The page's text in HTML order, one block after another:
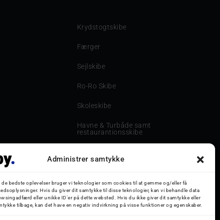
Administrer samtykke
de bedste oplevelser bruger vi teknologier som cookies til at gemme og/eller få
Hvis du giver dit samtykke til disse teknologier, kan vi behandle data
eller unikke ID'er på dette websted. Hvis du ikke giver dit samtykke eller
tilbage, kan det have en negativ indvirkning på visse funktioner og egenskaber.
Krydstogtskibe
Færger
Sejlskibe
Ro-Ro Skibe
Skoleskibe
Havne & Turbåde samt
restaurantionsskibe
Storebæltsbroen